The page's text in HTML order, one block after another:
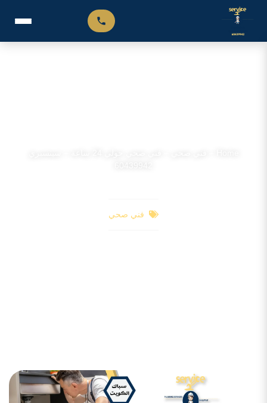
فني صحي